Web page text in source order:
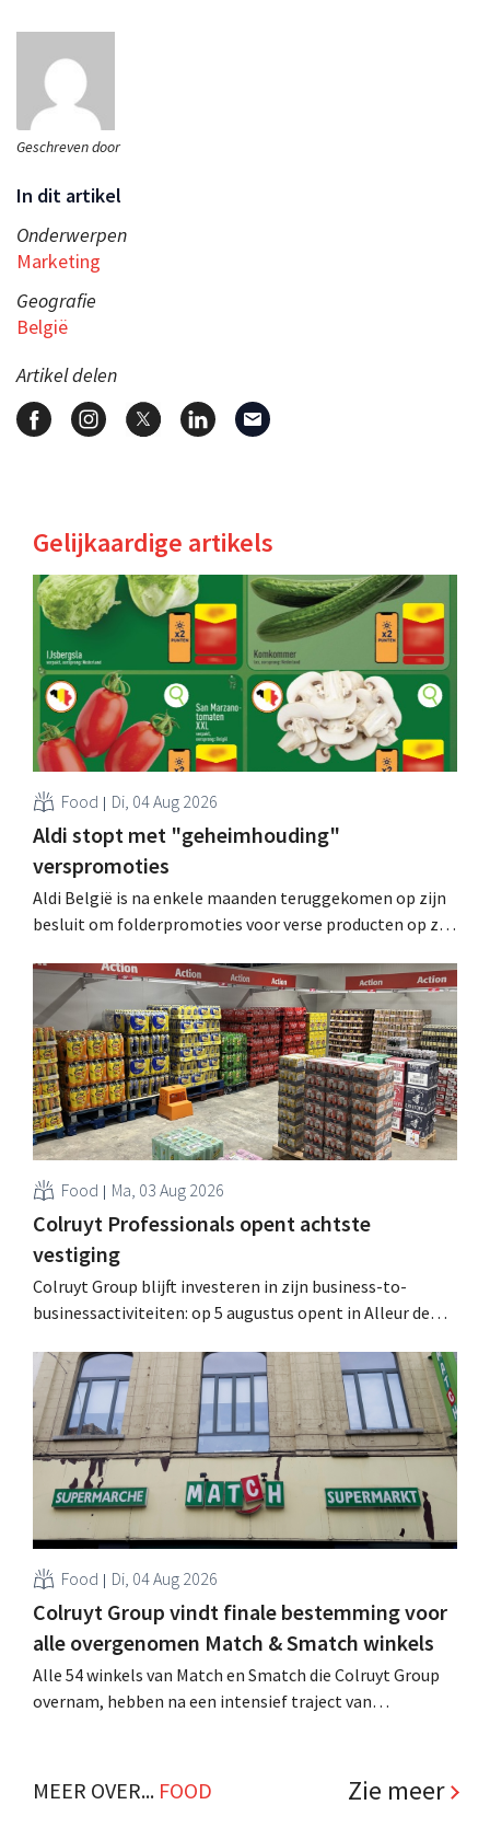
Geschreven door
In dit artikel
Onderwerpen
Marketing
Geografie
België
Artikel delen
Gelijkaardige artikels
Food Di, 04 Aug 2026
Aldi stopt met "geheimhouding"
verspromoties
Aldi België is na enkele maanden teruggekomen op zijn
besluit om folderpromoties voor verse producten op zijn
werking treden: "Onze klanten willen goed
geïnformeerd worden." .
Food Ma, 03 Aug 2026
Colruyt Professionals opent achtste
vestiging
Colruyt Group blijft investeren in zijn business-to-
businessactiviteiten: op 5 augustus opent in Alleur de
winkelformule die zich uitsluitend richt op professionele
klanten. .
Food Di, 04 Aug 2026
Colruyt Group vindt finale bestemming voor
alle overgenomen Match & Smatch winkels
Alle 54 winkels van Match en Smatch die Colruyt Group
overnam, hebben na een intensief traject van
.MEER OVER... FOOD Zie meer